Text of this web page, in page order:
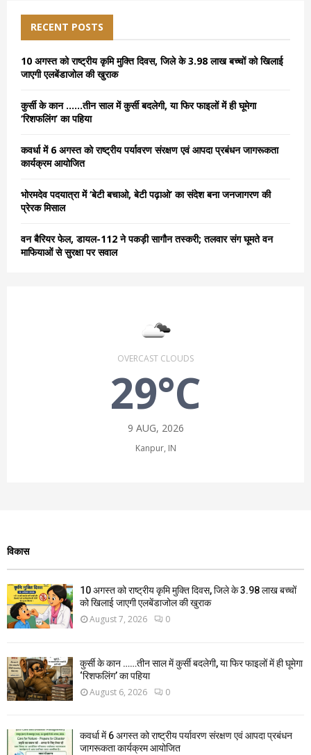
f
o
r
RECENT POSTS
10 अगस्त को राष्ट्रीय कृमि मुक्ति दिवस, जिले के 3.98 लाख बच्चों को खिलाई
जाएगी एलबेंडाजोल की खुराक
कुर्सी के कान ……तीन साल में कुर्सी बदलेगी, या फिर फाइलों में ही घूमेगा
‘रिशफलिंग’ का पहिया
कवर्धा में 6 अगस्त को राष्ट्रीय पर्यावरण संरक्षण एवं आपदा प्रबंधन जागरूकता
कार्यक्रम आयोजित
भोरमदेव पदयात्रा में ‘बेटी बचाओ, बेटी पढ़ाओ’ का संदेश बना जनजागरण की
प्रेरक मिसाल
वन बैरियर फेल, डायल-112 ने पकड़ी सागौन तस्करी; तलवार संग घूमते वन
माफियाओं से सुरक्षा पर सवाल
OVERCAST CLOUDS
29°C
9 AUG, 2026
Kanpur, IN
विकास
10 अगस्त को राष्ट्रीय कृमि मुक्ति दिवस, जिले के 3.98 लाख बच्चों
को खिलाई जाएगी एलबेंडाजोल की खुराक
August 7, 2026 0
कुर्सी के कान ……तीन साल में कुर्सी बदलेगी, या फिर फाइलों में ही घूमेगा
‘रिशफलिंग’ का पहिया
August 6, 2026 0
कवर्धा में 6 अगस्त को राष्ट्रीय पर्यावरण संरक्षण एवं आपदा प्रबंधन
जागरूकता कार्यक्रम आयोजित